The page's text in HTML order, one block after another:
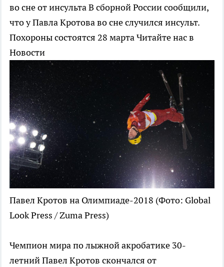
во сне от инсультаВ сборной России сообщили,
что у Павла Кротова во сне случился инсульт.
Похороны состоятся 28 мартаЧитайте нас в
Новости
Павел Кротов на Олимпиаде-2018 (Фото: Global
Look Press / Zuma Press)
Чемпион мира по лыжной акробатике 30-
летний Павел Кротов скончался от